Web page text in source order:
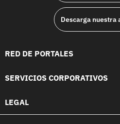
Descarga nuestra
RED DE PORTALES
SERVICIOS CORPORATIVOS
LEGAL